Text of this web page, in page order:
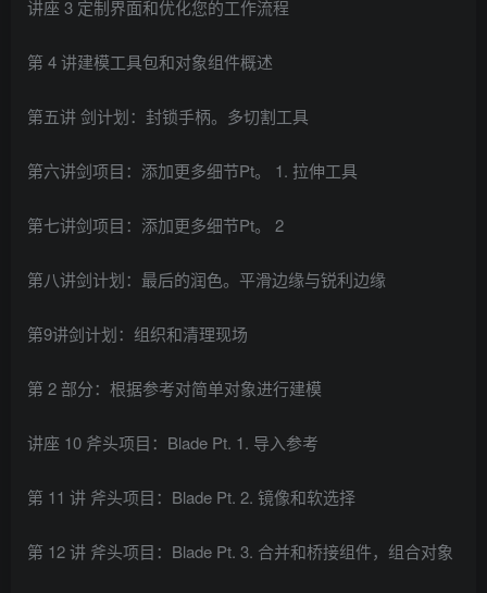
讲座 3 定制界面和优化您的工作流程
第 4 讲建模工具包和对象组件概述
第五讲 剑计划：封锁手柄。多切割工具
第六讲剑项目：添加更多细节Pt。 1. 拉伸工具
第七讲剑项目：添加更多细节Pt。 2
第八讲剑计划：最后的润色。平滑边缘与锐利边缘
第9讲剑计划：组织和清理现场
第 2 部分：根据参考对简单对象进行建模
讲座 10 斧头项目：Blade Pt. 1. 导入参考
第 11 讲 斧头项目：Blade Pt. 2. 镜像和软选择
第 12 讲 斧头项目：Blade Pt. 3. 合并和桥接组件，组合对象